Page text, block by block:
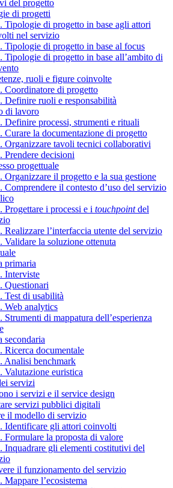
del progetto
di progetti
Tipologie di progetto in base agli attori
nel servizio
Tipologie di progetto in base al focus
Tipologie di progetto in base all’ambito di
ruoli e figure coinvolte
Coordinatore di progetto
Definire ruoli e responsabilità
di lavoro
Definire processi, strumenti e rituali
Curare la documentazione di progetto
Organizzare tavoli tecnici collaborativi
Prendere decisioni
progettuale
Organizzare il progetto e la sua gestione
Comprendere il contesto d’uso del servizio
Progettare i processi e i touchpointdel
Realizzare l’interfaccia utente del servizio
Validare la soluzione ottenuta
primaria
Interviste
Questionari
Test di usabilità
Web analytics
Strumenti di mappatura dell’esperienza
secondaria
Ricerca documentale
Analisi benchmark
Valutazione euristica
servizi
i servizi e il service design
servizi pubblici digitali
il modello di servizio
Identificare gli attori coinvolti
Formulare la proposta di valore
Inquadrare gli elementi costitutivi del
il funzionamento del servizio
Mappare l’ecosistema